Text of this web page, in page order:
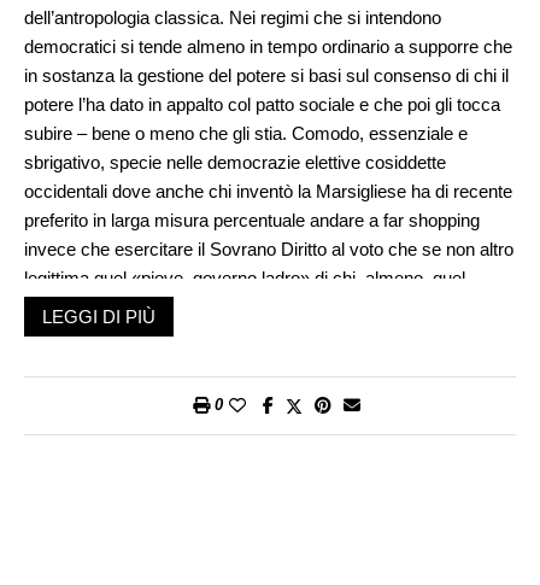
dell’antropologia classica. Nei regimi che si intendono
democratici si tende almeno in tempo ordinario a supporre che
in sostanza la gestione del potere si basi sul consenso di chi il
potere l’ha dato in appalto col patto sociale e che poi gli tocca
subire – bene o meno che gli stia. Comodo, essenziale e
sbrigativo, specie nelle democrazie elettive cosiddette
occidentali dove anche chi inventò la Marsigliese ha di recente
preferito in larga misura percentuale andare a far shopping
invece che esercitare il Sovrano Diritto al voto che se non altro
legittima quel «piove, governo ladro» di chi, almeno, quel
governo non ha votato. «Tanto non cambia nulla» – e speriamo
che sia così. Meno in salita, invece, il percorso di chi ritiene
di legittimazione la stessa divinità. Un’idea forte, radicata,
LEGGI DI PIÙ
0